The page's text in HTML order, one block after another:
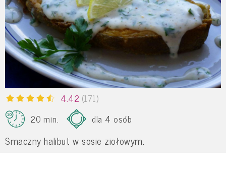
4.42 (171)
20 min.
dla 4 osób
Smaczny halibut w sosie ziołowym.